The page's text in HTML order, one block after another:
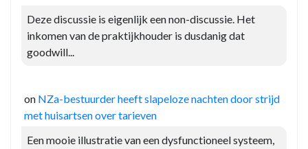
Deze discussie is eigenlijk een non-discussie. Het
inkomen van de praktijkhouder is dusdanig dat
goodwill...
on NZa-bestuurder heeft slapeloze nachten door strijd
met huisartsen over tarieven
Een mooie illustratie van een dysfunctioneel systeem,